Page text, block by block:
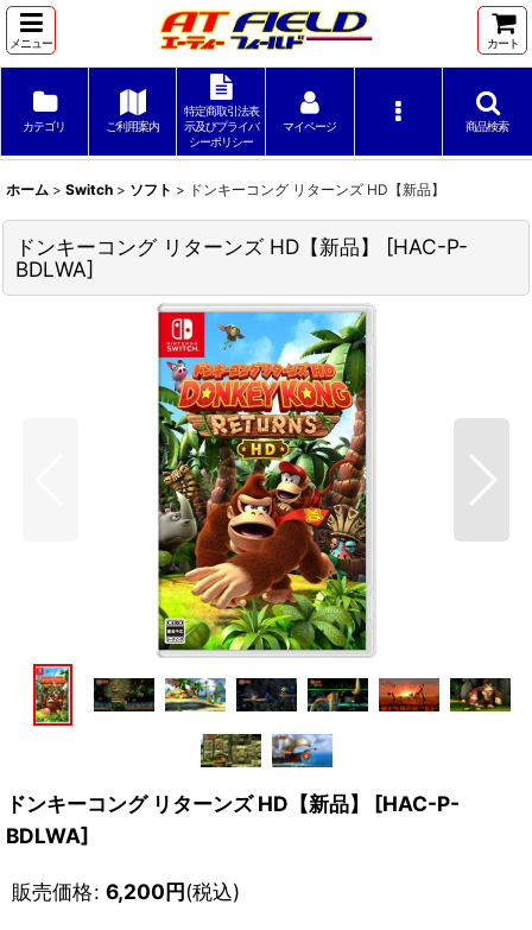
メニュー カート
カテゴリ ご利用案内
特定商取引法表
示及びプライバ
シーポリシー
マイページ 商品検索
ホーム > Switch > ソフト > ドンキーコング リターンズ HD【新品】
ドンキーコング リターンズ HD【新品】 [HAC-P-
BDLWA]
ドンキーコング リターンズ HD【新品】 [HAC-P-
BDLWA]
販売価格: 6,200円(税込)